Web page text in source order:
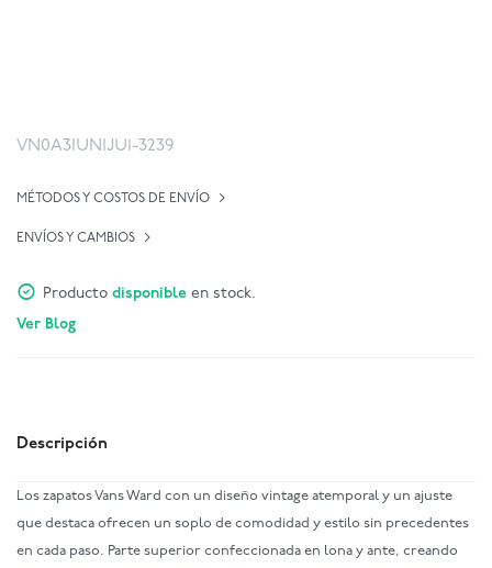
VN0A3IUNIJU1-3239
MÉTODOS Y COSTOS DE ENVÍO
ENVÍOS Y CAMBIOS
Producto disponible en stock.
Ver Blog
Descripción
Los zapatos Vans Ward con un diseño vintage atemporal y un ajuste
que destaca ofrecen un soplo de comodidad y estilo sin precedentes
en cada paso. Parte superior confeccionada en lona y ante, creando